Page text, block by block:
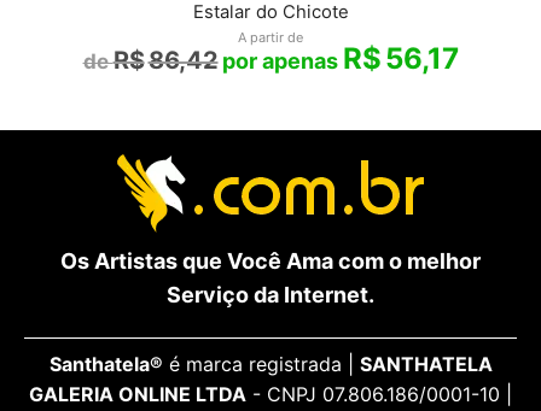
Estalar do Chicote
A partir de
R$86,42 R$56,17
Os Artistas que Você Ama com o melhor
Serviço da Internet.
Santhatela® é marca registrada | SANTHATELA
GALERIA ONLINE LTDA - CNPJ 07.806.186/0001-10 |